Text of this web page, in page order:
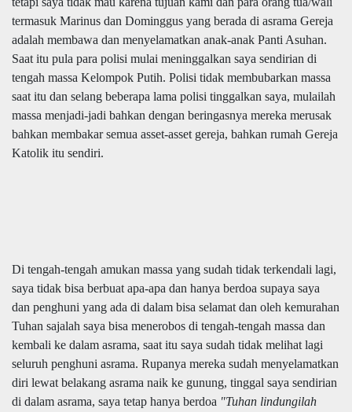
termasuk Marinus dan Dominggus yang berada di asrama Gereja
adalah membawa dan menyelamatkan anak-anak Panti Asuhan.
Saat itu pula para polisi mulai meninggalkan saya sendirian di
tengah massa Kelompok Putih. Polisi tidak membubarkan massa
saat itu dan selang beberapa lama polisi tinggalkan saya, mulailah
massa menjadi-jadi bahkan dengan beringasnya mereka merusak
bahkan membakar semua asset-asset gereja, bahkan rumah Gereja
Katolik itu sendiri.
Di tengah-tengah amukan massa yang sudah tidak terkendali lagi,
saya tidak bisa berbuat apa-apa dan hanya berdoa supaya saya
dan penghuni yang ada di dalam bisa selamat dan oleh kemurahan
Tuhan sajalah saya bisa menerobos di tengah-tengah massa dan
kembali ke dalam asrama, saat itu saya sudah tidak melihat lagi
seluruh penghuni asrama. Rupanya mereka sudah menyelamatkan
diri lewat belakang asrama naik ke gunung, tinggal saya sendirian
di dalam asrama, saya tetap hanya berdoa "Tuhan lindungilah